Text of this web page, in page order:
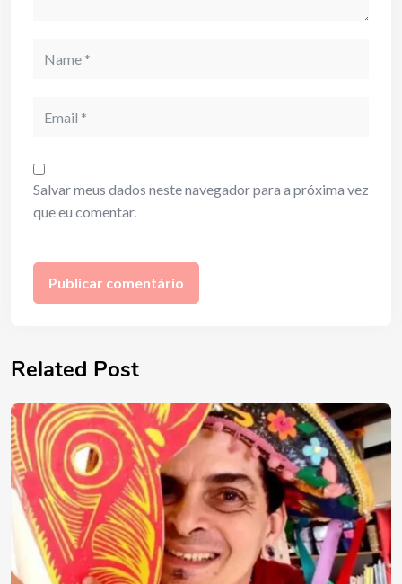
Salvar meus dados neste navegador para a próxima vez
que eu comentar.
Related Post